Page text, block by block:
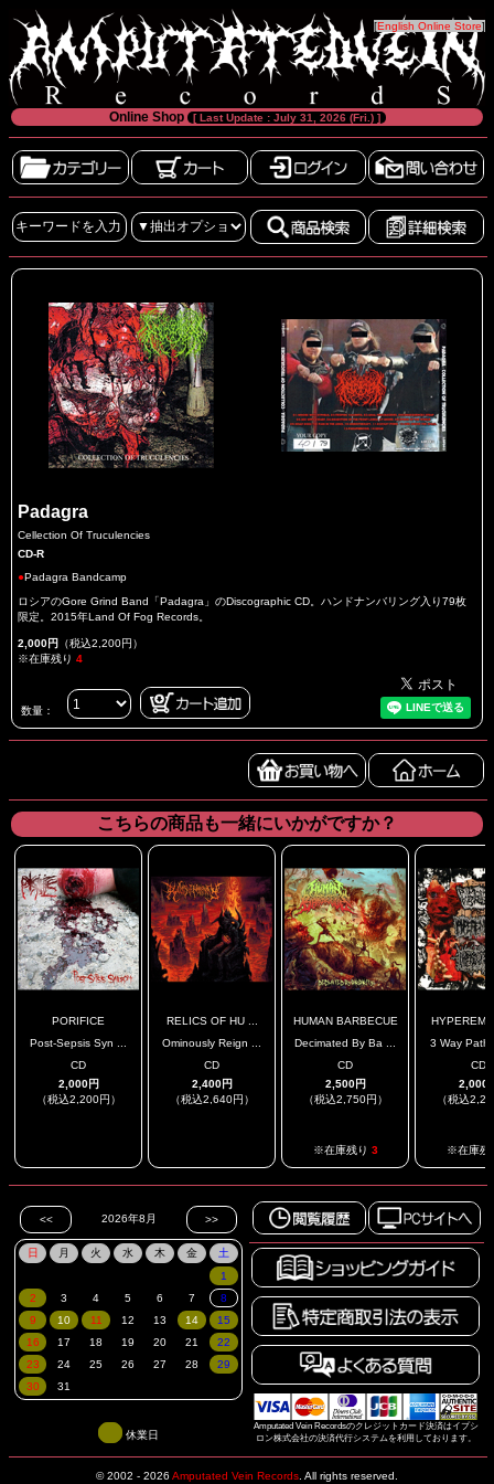
[English Online Store]
Online Shop [ Last Update : July 31, 2026 (Fri.) ]
Padagra
Cellection Of Truculencies
CD-R
●Padagra Bandcamp
ロシアのGore Grind Band「Padagra」のDiscographic CD。ハンドナンバリング入り79枚
限定。2015年Land Of Fog Records。
2,000円 （税込2,200円）
※在庫残り 4
数量：
こちらの商品も一緒にいかがですか？
PORIFICE
Post-Sepsis Syn ...
CD
2,000円
（税込2,200円）
RELICS OF HU ...
Ominously Reign ...
CD
2,400円
（税込2,640円）
HUMAN BARBECUE
Decimated By Ba ...
CD
2,500円
（税込2,750円）
※在庫残り 3
3 Way
CD
2,000
（税込
※在庫残
Amputated Vein Recordsのクレジットカード決済はイプシ
ロン株式会社の決済代行システムを利用しております。
休業日
© 2002 - 2026 Amputated Vein Records All rights reserved.